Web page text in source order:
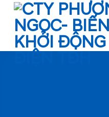
Skip
content